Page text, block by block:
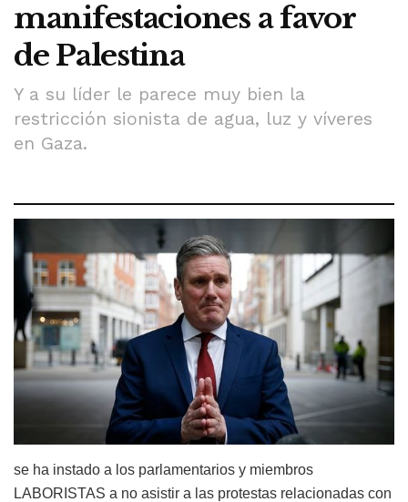
manifestaciones a favor
de Palestina
Y a su líder le parece muy bien la
restricción sionista de agua, luz y víveres
en Gaza.
se ha instado a los parlamentarios y miembros
LABORISTAS a no asistir a las protestas relacionadas con